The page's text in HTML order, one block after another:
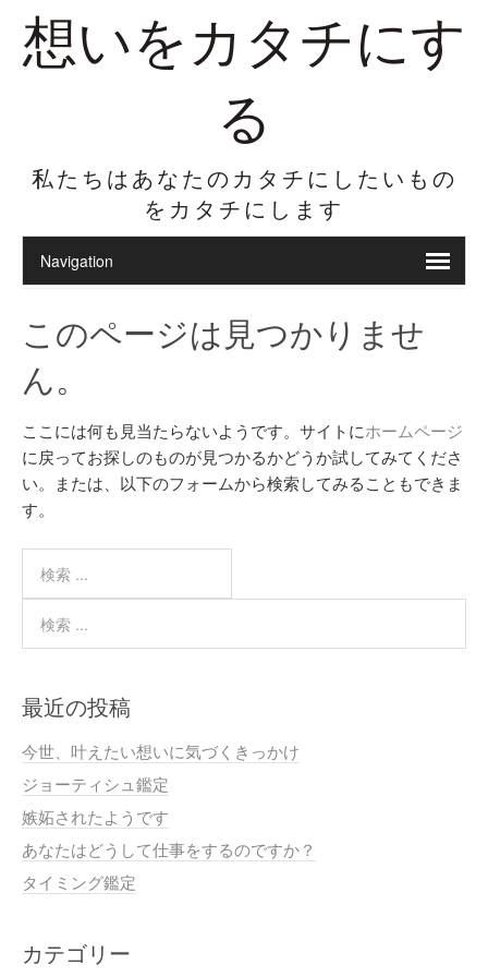
想いをカタチにす
る
私たちはあなたのカタチにしたいもの
をカタチにします
このページは見つかりませ
ん。
ここには何も見当たらないようです。サイトにホームページ
に戻ってお探しのものが見つかるかどうか試してみてくださ
い。または、以下のフォームから検索してみることもできま
す。
最近の投稿
今世、叶えたい想いに気づくきっかけ
ジョーティシュ鑑定
嫉妬されたようです
あなたはどうして仕事をするのですか？
タイミング鑑定
カテゴリー